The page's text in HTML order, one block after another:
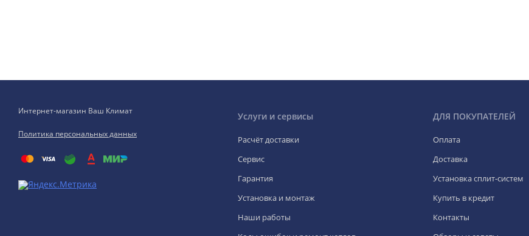
Интернет-магазин Ваш Климат
Политика персональных данных
Услуги и сервисы
Расчёт доставки
Сервис
Гарантия
Установка и монтаж
Наши работы
ДЛЯ ПОКУПАТЕЛЕЙ
Оплата
Доставка
Установка сплит-систем
Купить в кредит
Контакты